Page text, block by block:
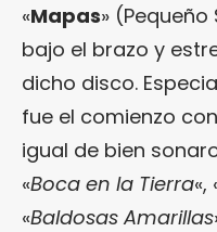
«Mapas» (Pequeño
bajo el brazo y
dicho disco.
fue el comienzo
igual de bien
«Boca en la Tierra«,
«Baldosas Amarillas